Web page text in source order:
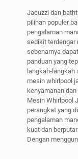
Jacuzzi dan
pilihan populer
pengalaman
sedikit terdengar
sebenarnya
panduan yang
langkah-
mesin whirlpool
kenyamanan
Mesin Whirlpool
perangkat yang
pengalaman
kuat dan
Dengan